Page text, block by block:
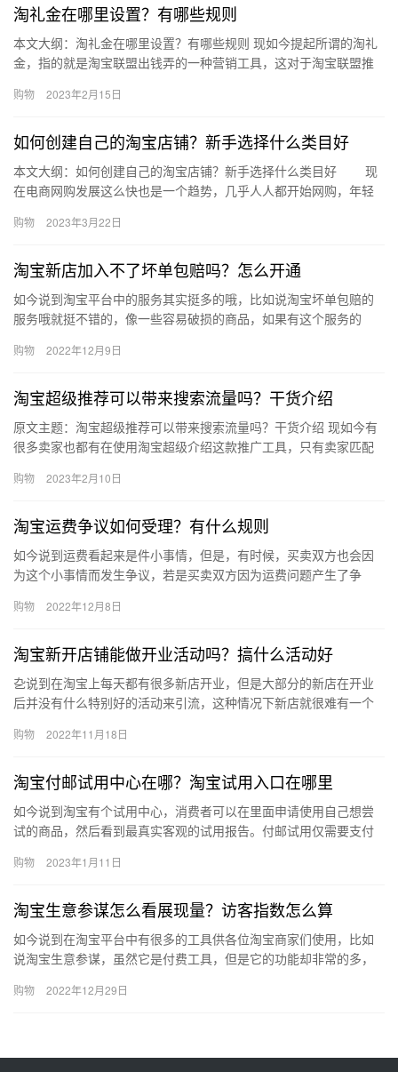
淘礼金在哪里设置？有哪些规则
本文大纲：淘礼金在哪里设置？有哪些规则 现如今提起所谓的淘礼
金，指的就是淘宝联盟出钱弄的一种营销工具，这对于淘宝联盟推
规则…
购物 2023年2月15日
如何创建自己的淘宝店铺？新手选择什么类目好
本文大纲：如何创建自己的淘宝店铺？新手选择什么类目好 现
在电商网购发展这么快也是一个趋势，几乎人人都开始网购，年轻
宝已…
购物 2023年3月22日
淘宝新店加入不了坏单包赔吗？怎么开通
如今说到淘宝平台中的服务其实挺多的哦，比如说淘宝坏单包赔的
服务哦就挺不错的，像一些容易破损的商品，如果有这个服务的
单包赔吗…
购物 2022年12月9日
淘宝超级推荐可以带来搜索流量吗？干货介绍
原文主题：淘宝超级推荐可以带来搜索流量吗？干货介绍 现如今有
很多卖家也都有在使用淘宝超级介绍这款推广工具，只有卖家匹配
现。那…
购物 2023年2月10日
淘宝运费争议如何受理？有什么规则
如今说到运费看起来是件小事情，但是，有时候，买卖双方也会因
为这个小事情而发生争议，若是买卖双方因为运费问题产生了争
费争议如…
购物 2022年12月8日
淘宝新开店铺能做开业活动吗？搞什么活动好
㐇说到在淘宝上每天都有很多新店开业，但是大部分的新店在开业
后并没有什么特别好的活动来引流，这种情况下新店就很难有一个
开店铺…
购物 2022年11月18日
淘宝付邮试用中心在哪？淘宝试用入口在哪里
如今说到淘宝有个试用中心，消费者可以在里面申请使用自己想尝
试的商品，然后看到最真实客观的试用报告。付邮试用仅需要支付
哪里?…
购物 2023年1月11日
淘宝生意参谋怎么看展现量？访客指数怎么算
如今说到在淘宝平台中有很多的工具供各位淘宝商家们使用，比如
说淘宝生意参谋，虽然它是付费工具，但是它的功能却非常的多，
吧。淘…
购物 2022年12月29日